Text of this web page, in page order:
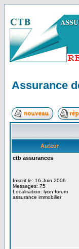
Assurance
Auteur
ctb assurances
Inscrit le: 16 Juin 2006
Messages: 75
Localisation: lyon forum
assurance immobilier